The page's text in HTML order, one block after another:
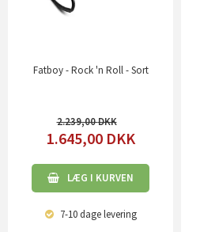
Fatboy - Rock 'n Roll - Sort
2.239,00
1.645,00 DKK
LÆG I KURVEN
7-10 dagelevering